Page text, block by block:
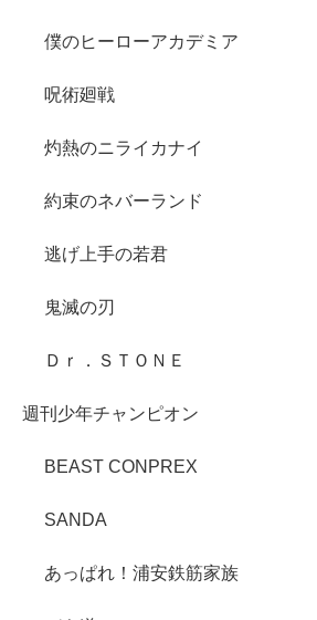
僕のヒーローアカデミア
呪術廻戦
灼熱のニライカナイ
約束のネバーランド
逃げ上手の若君
鬼滅の刃
Ｄｒ．ＳＴＯＮＥ
週刊少年チャンピオン
BEAST CONPREX
SANDA
あっぱれ！浦安鉄筋家族